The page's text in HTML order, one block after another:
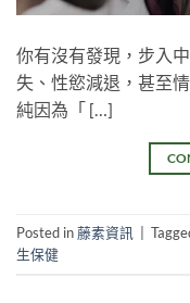
你有沒有發現，步入
失、性慾減退，甚至
純因為「 […]
Posted in藤素資訊
生保健